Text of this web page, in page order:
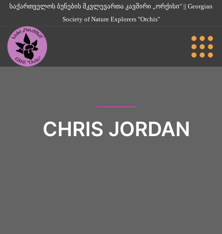
საქართველოს ბუნების მკვლევართა კავშირი „ორქისი" || Georgian
Society of Nature Explorers "Orchis"
CHRIS JORDAN